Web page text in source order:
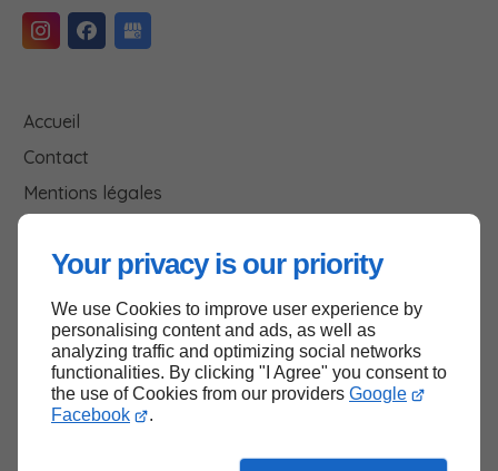
Your privacy is our priority
We use Cookies to improve user experience by
personalising content and ads, as well as
analyzing traffic and optimizing social networks
functionalities. By clicking "I Agree" you consent to
the use of Cookies from our providers Google
Facebook
.
Accueil
Contact
Mentions légales
Haut de page